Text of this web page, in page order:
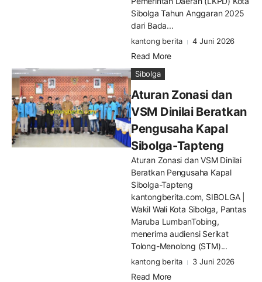
Sibolga Tahun Anggaran 2025
dari Bada...
kantong berita 4 Juni 2026
Read More
Sibolga
Aturan Zonasi dan
VSM Dinilai Beratkan
Pengusaha Kapal
Sibolga-Tapteng
Aturan Zonasi dan VSM Dinilai
Beratkan Pengusaha Kapal
Sibolga-Tapteng
kantongberita.com, SIBOLGA |
Wakil Wali Kota Sibolga, Pantas
Maruba LumbanTobing,
menerima audiensi Serikat
Tolong-Menolong (STM)...
kantong berita 3 Juni 2026
Read More